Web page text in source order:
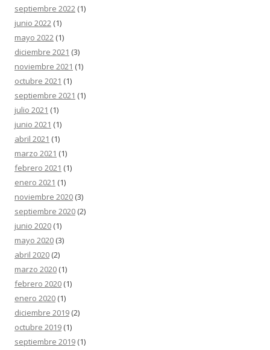
septiembre 2022 (1)
junio 2022 (1)
mayo 2022 (1)
diciembre 2021 (3)
noviembre 2021 (1)
octubre 2021 (1)
septiembre 2021 (1)
julio 2021 (1)
junio 2021 (1)
abril 2021 (1)
marzo 2021 (1)
febrero 2021 (1)
enero 2021 (1)
noviembre 2020 (3)
septiembre 2020 (2)
junio 2020 (1)
mayo 2020 (3)
abril 2020 (2)
marzo 2020 (1)
febrero 2020 (1)
enero 2020 (1)
diciembre 2019 (2)
octubre 2019 (1)
septiembre 2019 (1)